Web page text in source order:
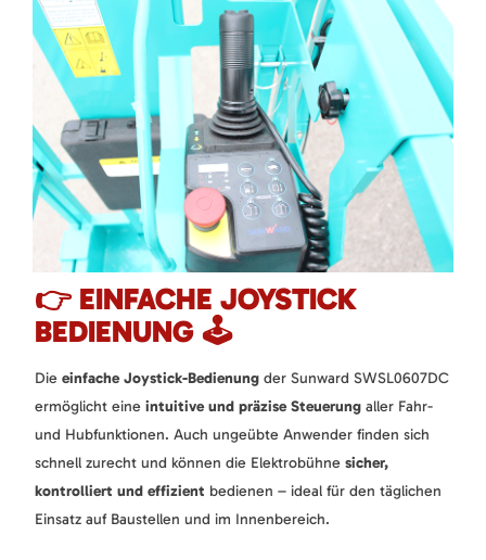
👉 EINFACHE JOYSTICK
BEDIENUNG 🕹️
Die einfache Joystick-Bedienung der Sunward SWSL0607DC
ermöglicht eine intuitive und präzise Steuerung aller Fahr-
und Hubfunktionen. Auch ungeübte Anwender finden sich
schnell zurecht und können die Elektrobühne sicher,
kontrolliert und effizient bedienen – ideal für den täglichen
Einsatz auf Baustellen und im Innenbereich.